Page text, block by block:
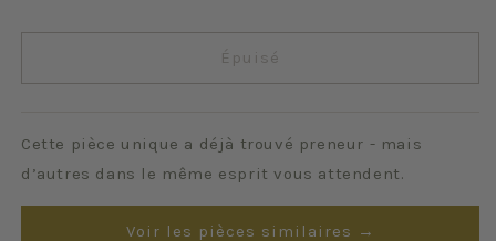
Royat
Royat
Épuisé
Cette pièce unique a déjà trouvé preneur - mais
d’autres dans le même esprit vous attendent.
Voir les pièces similaires →